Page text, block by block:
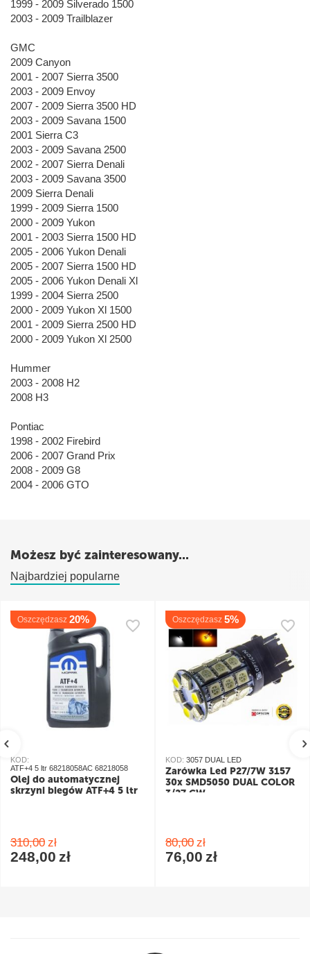
1999 - 2009 Silverado 1500
2003 - 2009 Trailblazer
GMC
2009 Canyon
2001 - 2007 Sierra 3500
2003 - 2009 Envoy
2007 - 2009 Sierra 3500 HD
2003 - 2009 Savana 1500
2001 Sierra C3
2003 - 2009 Savana 2500
2002 - 2007 Sierra Denali
2003 - 2009 Savana 3500
2009 Sierra Denali
1999 - 2009 Sierra 1500
2000 - 2009 Yukon
2001 - 2003 Sierra 1500 HD
2005 - 2006 Yukon Denali
2005 - 2007 Sierra 1500 HD
2005 - 2006 Yukon Denali Xl
1999 - 2004 Sierra 2500
2000 - 2009 Yukon Xl 1500
2001 - 2009 Sierra 2500 HD
2000 - 2009 Yukon Xl 2500
Hummer
2003 - 2008 H2
2008 H3
Pontiac
1998 - 2002 Firebird
2006 - 2007 Grand Prix
2008 - 2009 G8
2004 - 2006 GTO
Możesz być zainteresowany...
Najbardziej popularne
Oszczędzasz 20%
KOD:
ATF+4 5 ltr 68218058AC 68218058
Olej do automatycznej
skrzyni biegów ATF+4 5 ltr
310,00 zł
248,00 zł
Oszczędzasz 5%
KOD: 3057 DUAL LED
Żarówka Led P27/7W 3157
30x SMD5050 DUAL COLOR
3/27 CW
80,00 zł
76,00 zł